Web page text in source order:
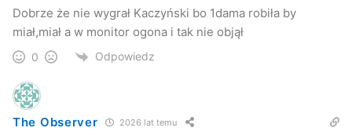
Dobrze że nie wygrał Kaczyński bo 1dama robiła by
miał,miał a w monitor ogona i tak nie objął
0 Odpowiedz
The Observer 2026 lat temu